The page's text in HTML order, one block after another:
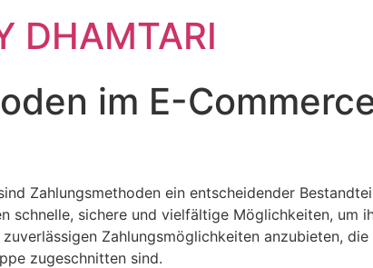
DHAMTARI
im E-
Zahlungsmethoden ein entscheidender
schnelle, sichere und vielfältige Möglichkeiten, um
Zahlungsmöglichkeiten anzubieten,
zugeschnitten sind.